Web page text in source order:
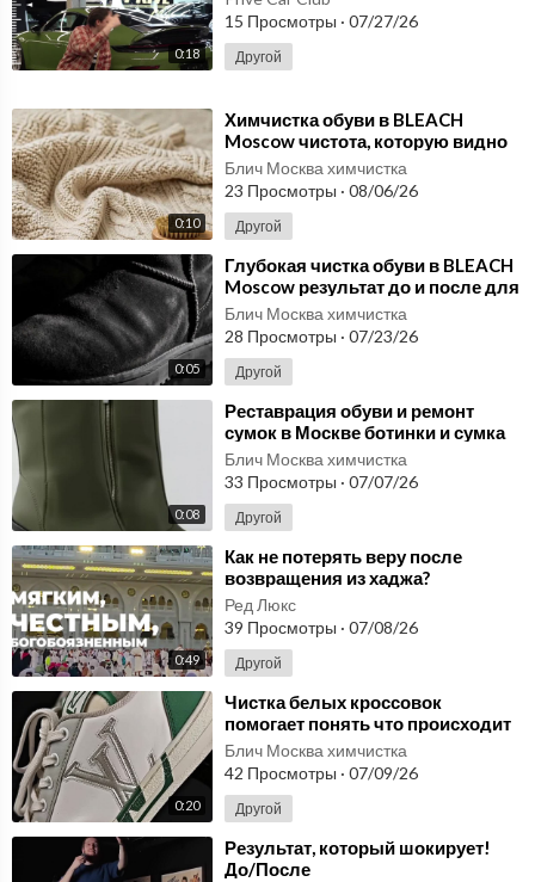
онирование и консультации:
8 (800) 222-16-14
✈ @Redluxecompany
📱 Мы в Махе
https://max.ru/u/f9LHodD0cOIpz....puz5yKmopn7Bayu0nfUd
📱 Мы в What’sApp
+7 922 500-97-18
0:18
15 Просмотры · 07/27/26
Другой
0:10
⁣Химчистка обуви в BLEACH
Moscow чистота, которую видно
после бережного ухода
Блич Москва химчистка
23 Просмотры · 08/06/26
Другой
0:05
⁣Глубокая чистка обуви в BLEACH
Moscow результат до и после для
любимой пары
Блич Москва химчистка
28 Просмотры · 07/23/26
Другой
0:08
⁣Реставрация обуви и ремонт
сумок в Москве ботинки и сумка
Bottega Veneta до и после
Блич Москва химчистка
33 Просмотры · 07/07/26
Другой
0:49
⁣Как не потерять веру после
возвращения из хаджа?
Ред Люкс
39 Просмотры · 07/08/26
Другой
0:20
⁣Чистка белых кроссовок
помогает понять что происходит
с парой уже после первой
прогулки
Блич Москва химчистка
42 Просмотры · 07/09/26
Другой
⁣Результат, который шокирует!
До/После